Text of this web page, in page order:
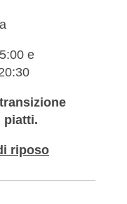
e
piatti.
riposo